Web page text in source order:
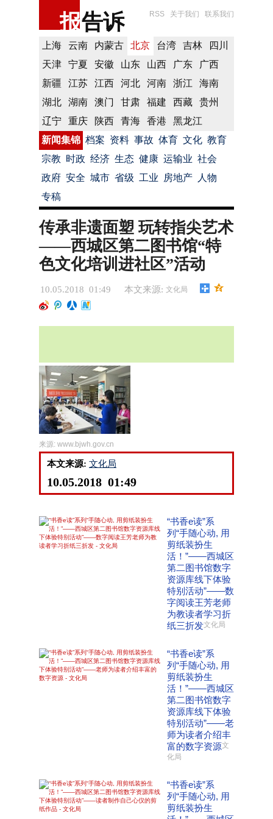
报告诉 RSS 关于我们 联系我们
上海 云南 内蒙古 北京 台湾 吉林
四川
天津
宁夏 安徽 山东 山西 广东
广西
新疆
江苏 江西 河北 河南 浙江
海南
湖北
湖南 澳门 甘肃 福建 西藏
贵州
辽宁
重庆 陕西 青海 香港
黑龙江
新闻集锦 档案 资料 事故 体育 文化 教育
宗教 时政 经济 生态 健康 运输业 社会
政府 安全 城市 省级 工业 房地产
人物
专稿
传承非遗面塑 玩转指尖艺术
——西城区第二图书馆“特
色文化培训进社区”活动
10.05.2018 01:49 本文来源: 文化局
来源: www.bjwh.gov.cn
本文来源: 文化局
10.05.2018 01:49
“书香e读”系
列“手随心动, 用
剪纸装扮生
活！”——西城区
第二图书馆数字
资源库线下体验
特别活动”——数
字阅读王芳老师
为教读者学习折
纸三折发文化局
“书香e读”系
列“手随心动, 用
剪纸装扮生
活！”——西城区
第二图书馆数字
资源库线下体验
特别活动”——老
师为读者介绍丰
富的数字资源文
化局
“书香e读”系
列“手随心动, 用
剪纸装扮生